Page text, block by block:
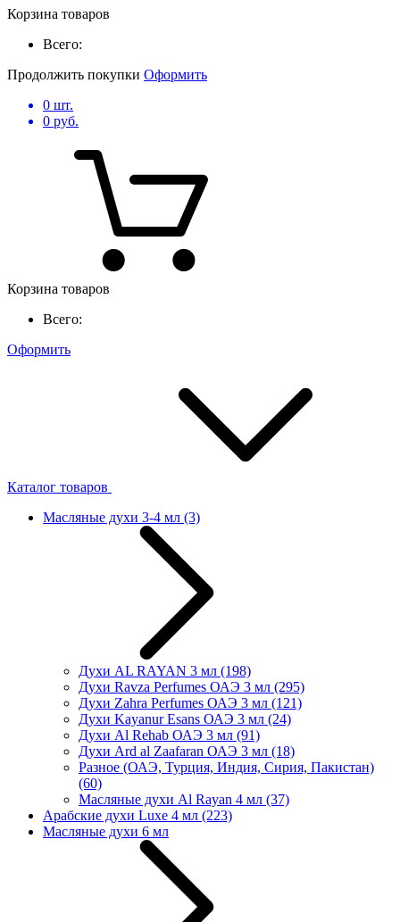
Корзина товаров
Всего:
Продолжить покупки Оформить
0 шт.
0 руб.
Корзина товаров
Всего:
Оформить
Каталог товаров
Масляные духи 3-4 мл (3)
Духи AL RAYAN 3 мл (198)
Духи Ravza Perfumes ОАЭ 3 мл (295)
Духи Zahra Perfumes ОАЭ 3 мл (121)
Духи Kayanur Esans ОАЭ 3 мл (24)
Духи Al Rehab ОАЭ 3 мл (91)
Духи Ard al Zaafaran ОАЭ 3 мл (18)
Разное (ОАЭ, Турция, Индия, Сирия, Пакистан)
(60)
Масляные духи Al Rayan 4 мл (37)
Арабские духи Luxe 4 мл (223)
Масляные духи 6 мл